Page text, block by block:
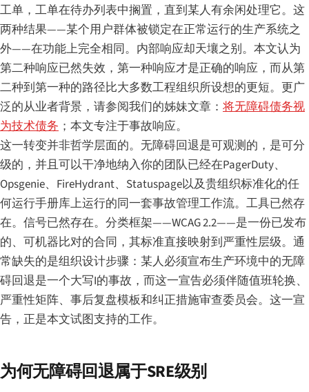
工单，工单在待办列表中搁置，直到某人有余闲处理它。这
两种结果——某个用户群体被锁定在正常运行的生产系统之
外——在功能上完全相同。内部响应却天壤之别。本文认为
第二种响应已然失效，第一种响应才是正确的响应，而从第
二种到第一种的路径比大多数工程组织所设想的更短。更广
泛的从业者背景，请参阅我们的姊妹文章： 将无障碍债务视
为技术债务 ；本文专注于事故响应。
这一转变并非哲学层面的。无障碍回退是可观测的，是可分
级的，并且可以干净地纳入你的团队已经在PagerDuty、
Opsgenie、FireHydrant、Statuspage以及贵组织标准化的任
何运行手册库上运行的同一套事故管理工作流。工具已然存
在。信号已然存在。分类框架——WCAG 2.2——是一份已发布
的、可机器比对的合同，其标准直接映射到严重性层级。通
常缺失的是组织设计步骤：某人必须宣布生产环境中的无障
碍回退是一个大写I的事故，而这一宣告必须伴随值班轮换、
严重性矩阵、事后复盘模板和纠正措施审查委员会。这一宣
告，正是本文试图支持的工作。
为何无障碍回退属于SRE级别